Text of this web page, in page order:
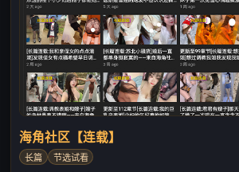
海角社区【连载】
长篇 节选试看